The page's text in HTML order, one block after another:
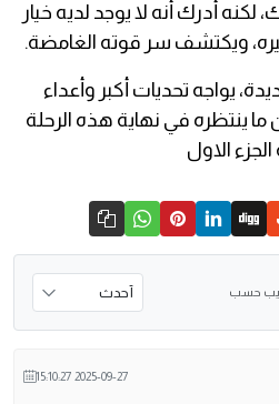
لكنه أدرك أنه لا يوجد لديه خيار
ويكتشف سر قوته الغامضة.
يواجه تحديات أكبر وأعداء
ينتظره في نهاية هذه الرحلة
الاول
حسب
2025-09-27 15:10:27